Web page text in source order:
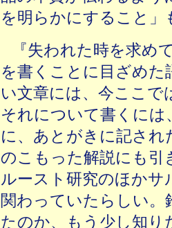
を明らかにすること」
『失われた時を求め
を書くことに目ざめ
い文章には、今ここで
それについて書くに
に、あとがきに記さ
のこもった解説にも引
ルースト研究のほかサ
関わっていたらしい
たのか、もう少し知り